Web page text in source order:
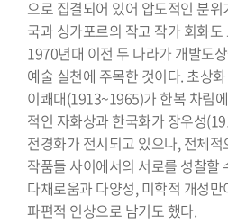
으로 집결되어 있어 압도적인 분
국과 싱가포르의 작고 작가 회화
1970년대 이전 두 나라가 개발도
예술 실천에 주목한 것이다. 초상
이쾌대(1913~1965)가 한복 차림
적인 자화상과 한국화가 장우성
전경화가 전시되고 있으나, 전체
작품들 사이에서의 서로를 성찰할
다채로움과 다양성, 미학적 개성
파편적 인상으로 남기도 했다.